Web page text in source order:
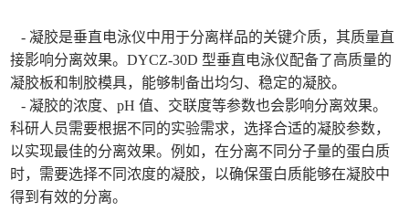
- 凝胶是垂直电泳仪中用于分离样品的关键介质，其质量直
接影响分离效果。DYCZ-30D 型垂直电泳仪配备了高质量的
凝胶板和制胶模具，能够制备出均匀、稳定的凝胶。
- 凝胶的浓度、pH 值、交联度等参数也会影响分离效果。
科研人员需要根据不同的实验需求，选择合适的凝胶参数，
以实现最佳的分离效果。例如，在分离不同分子量的蛋白质
时，需要选择不同浓度的凝胶，以确保蛋白质能够在凝胶中
得到有效的分离。